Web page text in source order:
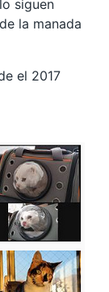
siguen
la manada
el 2017